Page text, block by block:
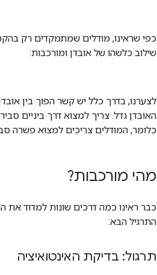
כפי שראינו, מודלים שמתמקדים רק
שילוב כלשהו של אובדן ומורכבות:
לצערנו, בדרך כלל יש קשר הפוך בין
האובדן גדל. צריך למצוא דרך ביניים
כלומר, המודלים צריכים למצוא פשרה
מהי מורכבות?
כבר ראינו כמה דרכים שונות למדוד
התרגיל הבא:
תרגול: בדיקת האינטואיציה